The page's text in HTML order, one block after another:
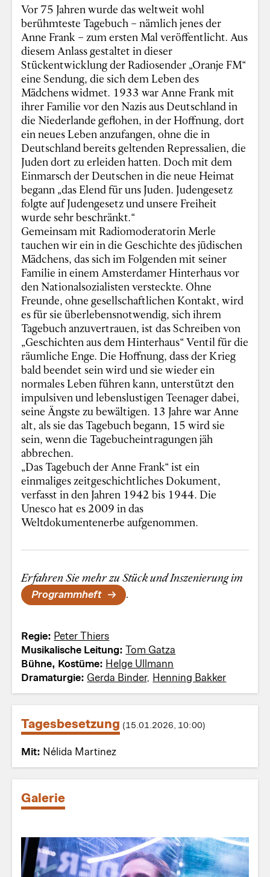
Vor 75 Jahren wurde das weltweit wohl
berühmteste Tagebuch – nämlich jenes der
Anne Frank – zum ersten Mal veröffentlicht. Aus
diesem Anlass gestaltet in dieser
Stückentwicklung der Radiosender „Oranje FM“
eine Sendung, die sich dem Leben des
Mädchens widmet. 1933 war Anne Frank mit
ihrer Familie vor den Nazis aus Deutschland in
die Niederlande geflohen, in der Hoffnung, dort
ein neues Leben anzufangen, ohne die in
Deutschland bereits geltenden Repressalien, die
Juden dort zu erleiden hatten. Doch mit dem
Einmarsch der Deutschen in die neue Heimat
begann „das Elend für uns Juden. Judengesetz
folgte auf Judengesetz und unsere Freiheit
wurde sehr beschränkt.“
Gemeinsam mit Radiomoderatorin Merle
tauchen wir ein in die Geschichte des jüdischen
Mädchens, das sich im Folgenden mit seiner
Familie in einem Amsterdamer Hinterhaus vor
den Nationalsozialisten versteckte. Ohne
Freunde, ohne gesellschaftlichen Kontakt, wird
es für sie überlebensnotwendig, sich ihrem
Tagebuch anzuvertrauen, ist das Schreiben von
„Geschichten aus dem Hinterhaus“ Ventil für die
räumliche Enge. Die Hoffnung, dass der Krieg
bald beendet sein wird und sie wieder ein
normales Leben führen kann, unterstützt den
impulsiven und lebenslustigen Teenager dabei,
seine Ängste zu bewältigen. 13 Jahre war Anne
alt, als sie das Tagebuch begann, 15 wird sie
sein, wenn die Tagebucheintragungen jäh
abbrechen.
„Das Tagebuch der Anne Frank“ ist ein
einmaliges zeitgeschichtliches Dokument,
verfasst in den Jahren 1942 bis 1944. Die
Unesco hat es 2009 in das
Weltdokumentenerbe aufgenommen.
Erfahren Sie mehr zu Stück und Inszenierung im
Programmheft
.
Regie: Peter Thiers
Musikalische Leitung:Tom Gatza
Bühne, Kostüme: Helge Ullmann
Dramaturgie: Gerda Binder, Henning Bakker
Tagesbesetzung (15.01.2026, 10:00)
Mit: Nélida Martinez
Galerie